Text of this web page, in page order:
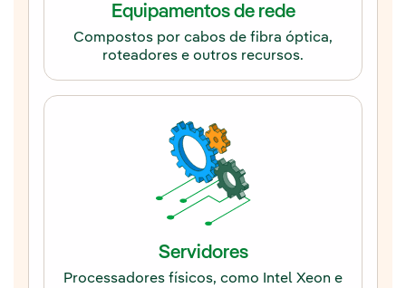
Equipamentos de rede
Compostos por cabos de fibra óptica,
roteadores e outros recursos.
Servidores
Processadores físicos, como Intel Xeon e